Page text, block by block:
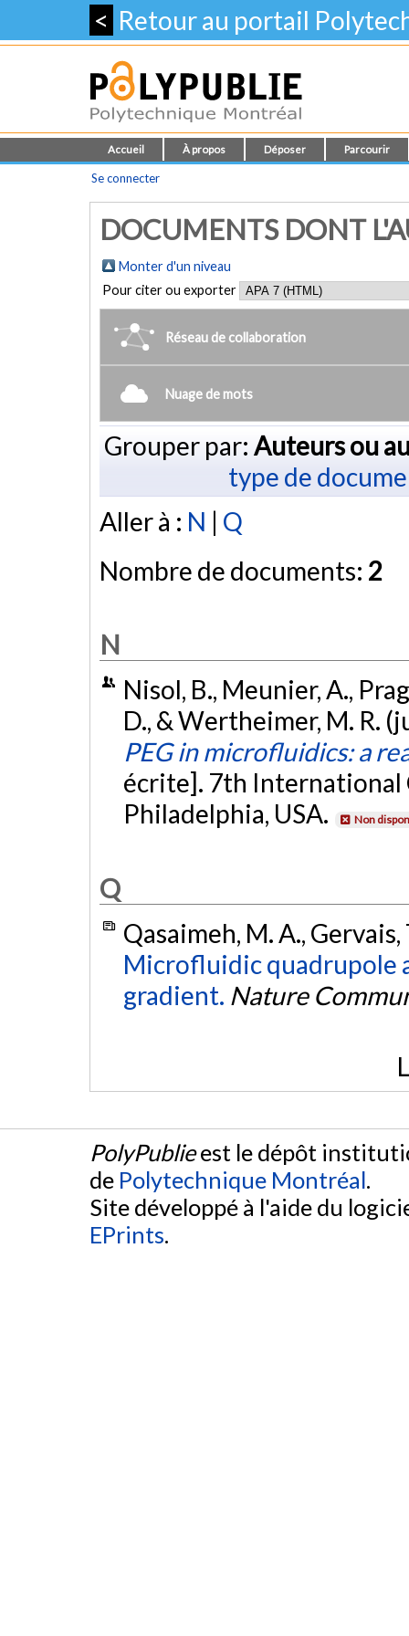
< Retour au portail
Accueil À propos Déposer Parcourir
Se connecter
DOCUMENTS DONT
Monter d'un niveau
Pour citer ou exporter
Réseau de collaboration
Nuage de mots
Grouper par: Auteurs ou
type de
Aller à : N | Q
Nombre de documents: 2
N
Nisol, B., Meunier, A.,
D., & Wertheimer, M. R.
PEG in microfluidics: a
écrite]. 7th International
Philadelphia, USA.
Non
Q
Qasaimeh, M. A.,
Microfluidic quadrupole
gradient. Nature
PolyPublieest le dépôt
de Polytechnique Montréal.
Site développé à l'aide du
EPrints.